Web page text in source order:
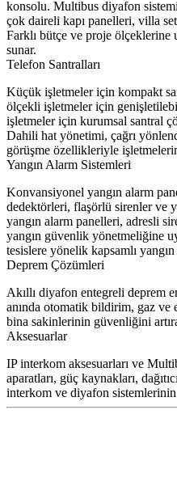
konsolu. Multibus diyafon
çok daireli kapı panelleri, villa
Farklı bütçe ve proje ölçeklerine
sunar.
Telefon Santralları
Küçük işletmeler için kompakt
ölçekli işletmeler için
işletmeler için kurumsal santral
Dahili hat yönetimi, çağrı
görüşme özellikleriyle
Yangın Alarm Sistemleri
Konvansiyonel yangın alarm
dedektörleri, flaşörlü sirenler ve
yangın alarm panelleri, adresli
yangın güvenlik yönetmeliğine
tesislere yönelik kapsamlı
Deprem Çözümleri
Akıllı diyafon entegreli deprem
anında otomatik bildirim, gaz ve
bina sakinlerinin güvenliğini
Aksesuarlar
IP interkom aksesuarları ve
aparatları, güç kaynakları,
interkom ve diyafon sistemlerinin